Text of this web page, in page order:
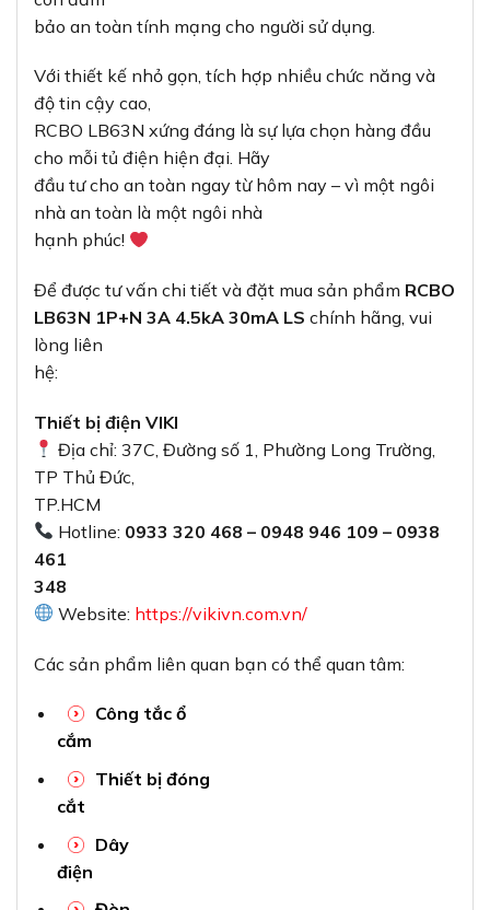
bảo an toàn tính mạng cho người sử dụng.
Với thiết kế nhỏ gọn, tích hợp nhiều chức năng và
độ tin cậy cao,
RCBO LB63N xứng đáng là sự lựa chọn hàng đầu
cho mỗi tủ điện hiện đại. Hãy
đầu tư cho an toàn ngay từ hôm nay – vì một ngôi
nhà an toàn là một ngôi nhà
hạnh phúc!
Để được tư vấn chi tiết và đặt mua sản phẩm RCBO
LB63N 1P+N 3A 4.5kA 30mA LS chính hãng, vui
lòng liên
hệ:
Thiết bị điện VIKI
Địa chỉ: 37C, Đường số 1, Phường Long Trường,
TP Thủ Đức,
TP.HCM
Hotline: 0933 320 468 – 0948 946 109 – 0938
461
348
Website: https://vikivn.com.vn/
Các sản phẩm liên quan bạn có thể quan tâm:
Công tắc ổ
cắm
Thiết bị đóng
cắt
Dây
điện